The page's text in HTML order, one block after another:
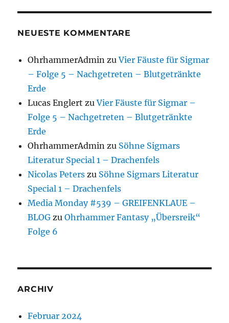
NEUESTE KOMMENTARE
OhrhammerAdmin zuVier Fäuste für Sigmar
– Folge 5 – Nachgetreten – Blutgetränkte
Erde
Lucas Englert zuVier Fäuste für Sigmar –
Folge 5 – Nachgetreten – Blutgetränkte
Erde
OhrhammerAdmin zu Söhne Sigmars
Literatur Special 1 – Drachenfels
Nicolas Peters zu Söhne Sigmars Literatur
Special 1 – Drachenfels
Media Monday #539 – GREIFENKLAUE –
BLOG zuOhrhammer Fantasy „Übersreik“
Folge 6
ARCHIV
Februar 2024